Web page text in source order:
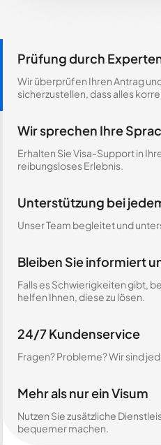
Prüfung durch
Wir überprüfen Ihren Antrag
sicherzustellen, dass alles
Wir sprechen Ihre
Erhalten Sie Visa-Support in
reibungsloses Erlebnis.
Unterstützung bei
Unser Team begleitet und
Bleiben Sie informiert
Falls es Schwierigkeiten gibt,
helfen Ihnen, diese zu lösen.
24/7 Kundenservice
Fragen? Probleme? Wir sind
Mehr als nur ein Visum
Nutzen Sie zusätzliche
bequemer machen.